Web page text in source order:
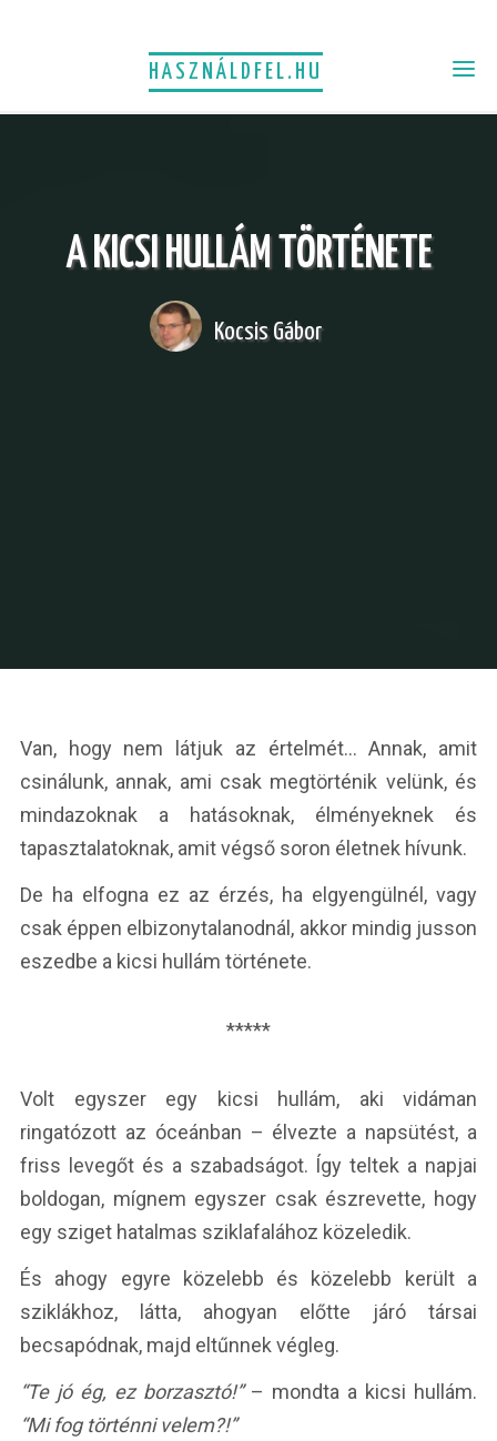
HASZNÁLDFEL.HU
A KICSI HULLÁM TÖRTÉNETE
Kocsis Gábor
Van, hogy nem látjuk az értelmét… Annak, amit
csinálunk, annak, ami csak megtörténik velünk, és
mindazoknak a hatásoknak, élményeknek és
tapasztalatoknak, amit végső soron életnek hívunk.
De ha elfogna ez az érzés, ha elgyengülnél, vagy
csak éppen elbizonytalanodnál, akkor mindig jusson
eszedbe a kicsi hullám története.
*****
Volt egyszer egy kicsi hullám, aki vidáman
ringatózott az óceánban – élvezte a napsütést, a
friss levegőt és a szabadságot. Így teltek a napjai
boldogan, mígnem egyszer csak észrevette, hogy
egy sziget hatalmas sziklafalához közeledik.
És ahogy egyre közelebb és közelebb került a
sziklákhoz, látta, ahogyan előtte járó társai
becsapódnak, majd eltűnnek végleg.
“Te jó ég, ez borzasztó!”– mondta a kicsi hullám.
“Mi fog történni velem?!”